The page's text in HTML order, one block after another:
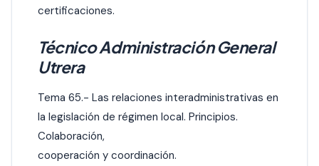
certificaciones.
Técnico Administración General
Utrera
Tema 65.- Las relaciones interadministrativas en
la legislación de régimen local. Principios.
Colaboración,
cooperación y coordinación.